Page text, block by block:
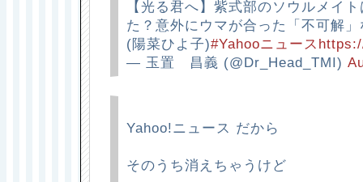
【光る君へ】紫式部のソウルメイ
た？意外にウマが合った「不可解
(陽菜ひよ子)#Yahooニュース
— 玉置 昌義 (@Dr_Head_TMI)
Yahoo!ニュース だから
そのうち消えちゃうけど